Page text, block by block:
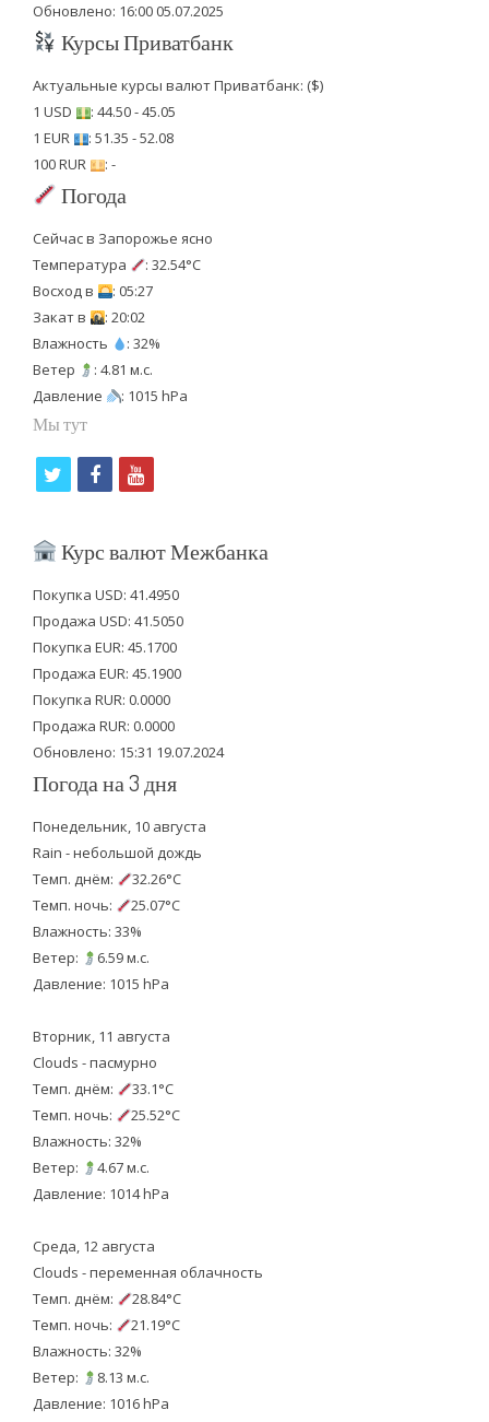
Обновлено: 16:00 05.07.2025
Курсы Приватбанк
Актуальные курсы валют Приватбанк: ($)
1 USD
: 44.50 - 45.05
1 EUR
: 51.35 - 52.08
100 RUR
: -
Погода
Сейчас в Запорожье ясно
Температура
: 32.54°C
Восход в
: 05:27
Закат в
: 20:02
Влажность
: 32%
Ветер
: 4.81 м.с.
Давление
: 1015 hPa
Мы тут
i
t
e
r
f
c
b
o
o
k
y
u
u
b
e
Курс валют Межбанка
Покупка USD: 41.4950
Продажа USD: 41.5050
Покупка EUR: 45.1700
Продажа EUR: 45.1900
Покупка RUR: 0.0000
Продажа RUR: 0.0000
Обновлено: 15:31 19.07.2024
Погода на 3 дня
Понедельник, 10 августа
Rain - небольшой дождь
Темп. днём:
32.26°C
Темп. ночь:
25.07°C
Влажность: 33%
Ветер:
6.59 м.с.
Давление: 1015 hPa
Вторник, 11 августа
Clouds - пасмурно
Темп. днём:
33.1°C
Темп. ночь:
25.52°C
Влажность: 32%
Ветер:
4.67 м.с.
Давление: 1014 hPa
Среда, 12 августа
Clouds - переменная облачность
Темп. днём:
28.84°C
Темп. ночь:
21.19°C
Влажность: 32%
Ветер:
8.13 м.с.
Давление: 1016 hPa